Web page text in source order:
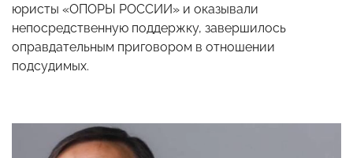
юристы «ОПОРЫ РОССИИ» и оказывали
непосредственную поддержку, завершилось
оправдательным приговором в отношении
подсудимых.